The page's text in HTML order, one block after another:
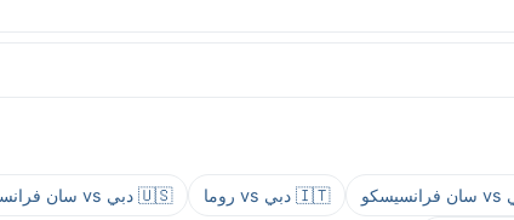
🇮🇹 دبي vs روما 🇺🇸 دبي vs سان فرانسيسكو